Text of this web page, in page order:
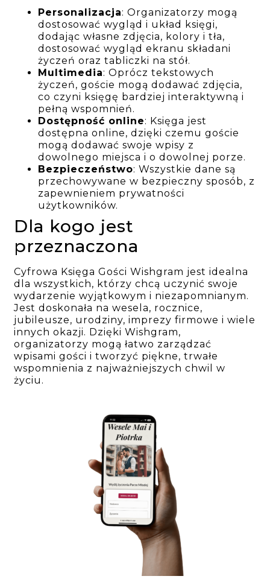
Personalizacja: Organizatorzy mogą
dostosować wygląd i układ księgi,
dodając własne zdjęcia, kolory i tła,
dostosować wygląd ekranu składani
życzeń oraz tabliczki na stół.
Multimedia: Oprócz tekstowych
życzeń, goście mogą dodawać zdjęcia,
co czyni księgę bardziej interaktywną i
pełną wspomnień.
Dostępność online: Księga jest
dostępna online, dzięki czemu goście
mogą dodawać swoje wpisy z
dowolnego miejsca i o dowolnej porze.
Bezpieczeństwo: Wszystkie dane są
przechowywane w bezpieczny sposób, z
zapewnieniem prywatności
użytkowników.
Dla kogo jest
przeznaczona
Cyfrowa Księga Gości Wishgram jest idealna
dla wszystkich, którzy chcą uczynić swoje
wydarzenie wyjątkowym i niezapomnianym.
Jest doskonała na wesela, rocznice,
jubileusze, urodziny, imprezy firmowe i wiele
innych okazji. Dzięki Wishgram,
organizatorzy mogą łatwo zarządzać
wpisami gości i tworzyć piękne, trwałe
wspomnienia z najważniejszych chwil w
życiu.